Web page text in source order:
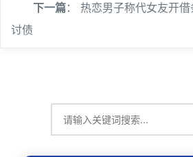
下一篇： 热恋男子称代女友开
讨债